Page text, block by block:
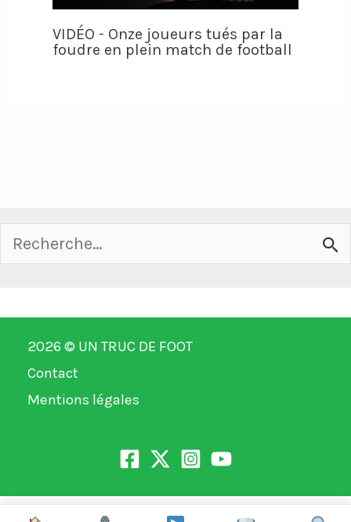
VIDÉO - Onze joueurs tués par la
foudre en plein match de football
Rechercher :
2026 © UN TRUC DE FOOT
Contact
Mentions légales